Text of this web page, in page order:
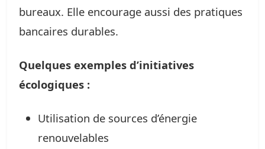
bureaux. Elle encourage aussi des pratiques
bancaires durables.
Quelques exemples d’initiatives
écologiques :
Utilisation de sources d’énergie
renouvelables